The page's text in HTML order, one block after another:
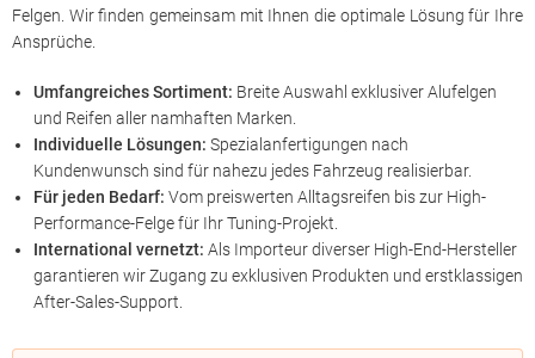
Felgen. Wir finden gemeinsam mit Ihnen die optimale Lösung für Ihre
Ansprüche.
Umfangreiches Sortiment: Breite Auswahl exklusiver Alufelgen
und Reifen aller namhaften Marken.
Individuelle Lösungen: Spezialanfertigungen nach
Kundenwunsch sind für nahezu jedes Fahrzeug realisierbar.
Für jeden Bedarf: Vom preiswerten Alltagsreifen bis zur High-
Performance-Felge für Ihr Tuning-Projekt.
International vernetzt: Als Importeur diverser High-End-Hersteller
garantieren wir Zugang zu exklusiven Produkten und erstklassigen
After-Sales-Support.